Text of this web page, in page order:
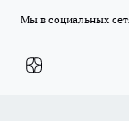
Мы в социальных